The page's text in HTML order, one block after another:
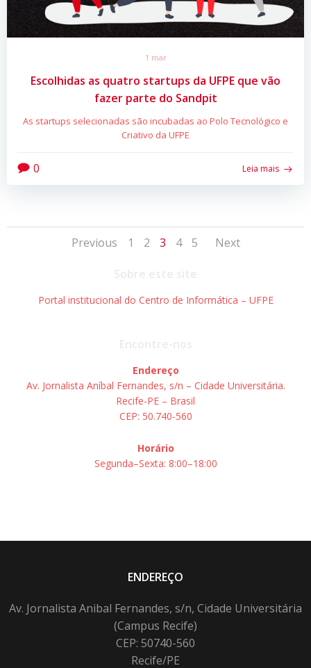
1 mar
Escolhidas as quatro startups da UFPE que vão
fazer parte do Sandpit
As startups selecionadas são incubadas ao Polo Tecnológico e
Criativo da UFPE
0 Leia mais
Posts
Previous
Posts
Page
1 Page
2 Page
3 Page
4 Page
5
Posts
Next
Portal institucional do Centro de Informática – UFPE
Endereço
Av. Jornalista Aníbal Fernandes, s/n – Cidade Universitária.
Recife-PE – Brasil
CEP: 50.740-560
Horário
Segunda–Sexta: 8:00–18:00
ENDEREÇO
Av. Jornalista Anibal Fernandes, s/n, Cidade Universitária
(Campus Recife)
CEP: 50740-560
Recife/PE